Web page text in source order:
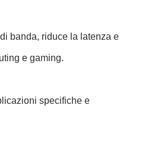
banda, riduce la latenza e
e gaming.
specifiche e